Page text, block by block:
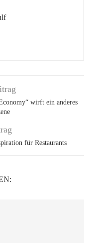
wirft ein anderes
für Restaurants